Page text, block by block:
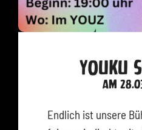
YouKu
am
Endlich ist unsere